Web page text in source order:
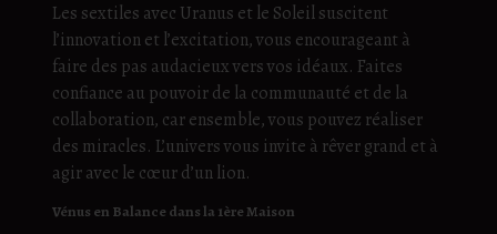
Les sextiles avec Uranus et le Soleil suscitent
l’innovation et l’excitation, vous encourageant à
faire des pas audacieux vers vos idéaux. Faites
confiance au pouvoir de la communauté et de la
collaboration, car ensemble, vous pouvez réaliser
des miracles. L’univers vous invite à rêver grand et à
agir avec le cœur d’un lion.
Vénus en Balance dans la 1ère Maison